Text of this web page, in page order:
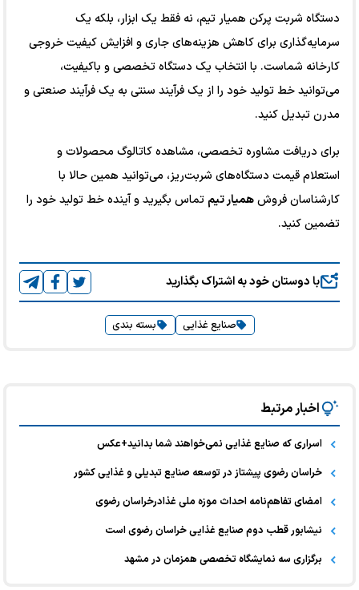
دستگاه شربت پرکن همیار تیم، نه فقط یک ابزار، بلکه یک
سرمایه‌گذاری برای کاهش هزینه‌های جاری و افزایش کیفیت خروجی
کارخانه شماست. با انتخاب یک دستگاه تخصصی و باکیفیت،
می‌توانید خط تولید خود را از یک فرآیند سنتی به یک فرآیند صنعتی و
مدرن تبدیل کنید.
برای دریافت مشاوره تخصصی، مشاهده کاتالوگ محصولات و
استعلام قیمت دستگاه‌های شربت‌ریز، می‌توانید همین حالا با
کارشناسان فروشهمیار تیم تماس بگیرید و آینده خط تولید خود را
تضمین کنید.
با دوستان خود به اشتراک بگذارید
صنایع غذایی بسته بندی
اخبار مرتبط
اسراری که صنایع غذایی نمی‌خواهند شما بدانید+عکس
خراسان رضوی پیشتاز در توسعه صنایع تبدیلی و غذایی کشور
امضای تفاهم‌نامه احداث موزه ملی غذادرخراسان رضوی
نیشابور قطب دوم صنایع غذایی خراسان رضوی است
برگزاری سه نمایشگاه تخصصی همزمان در مشهد